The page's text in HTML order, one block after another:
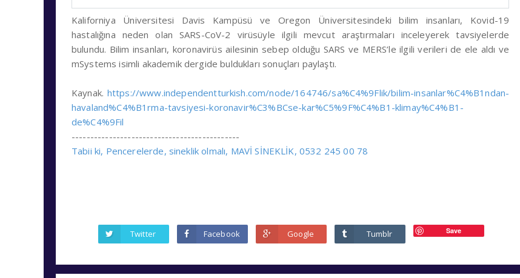
Kaliforniya Üniversitesi Davis Kampüsü ve Oregon Üniversitesindeki bilim insanları, Kovid-19
hastalığına neden olan SARS-CoV-2 virüsüyle ilgili mevcut araştırmaları inceleyerek tavsiyelerde
bulundu. Bilim insanları, koronavirüs ailesinin sebep olduğu SARS ve MERS’le ilgili verileri de ele aldı ve
mSystems isimli akademik dergide buldukları sonuçları paylaştı.
Kaynak. https://www.independentturkish.com/node/164746/sa%C4%9Flik/bilim-insanlar%C4%B1ndan-
havaland%C4%B1rma-tavsiyesi-koronavir%C3%BCse-kar%C5%9F%C4%B1-klimay%C4%B1-
de%C4%9Fil
---------------------------------------------
Tabii ki, Pencerelerde, sineklik olmalı, MAVİ SİNEKLİK, 0532 245 00 78
Twitter Facebook Google Tumblr Save